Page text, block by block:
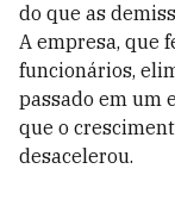
do que as
A empresa, que
funcionários,
passado em um
que o
desacelerou.